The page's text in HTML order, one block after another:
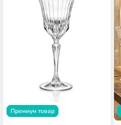
Премиум товар